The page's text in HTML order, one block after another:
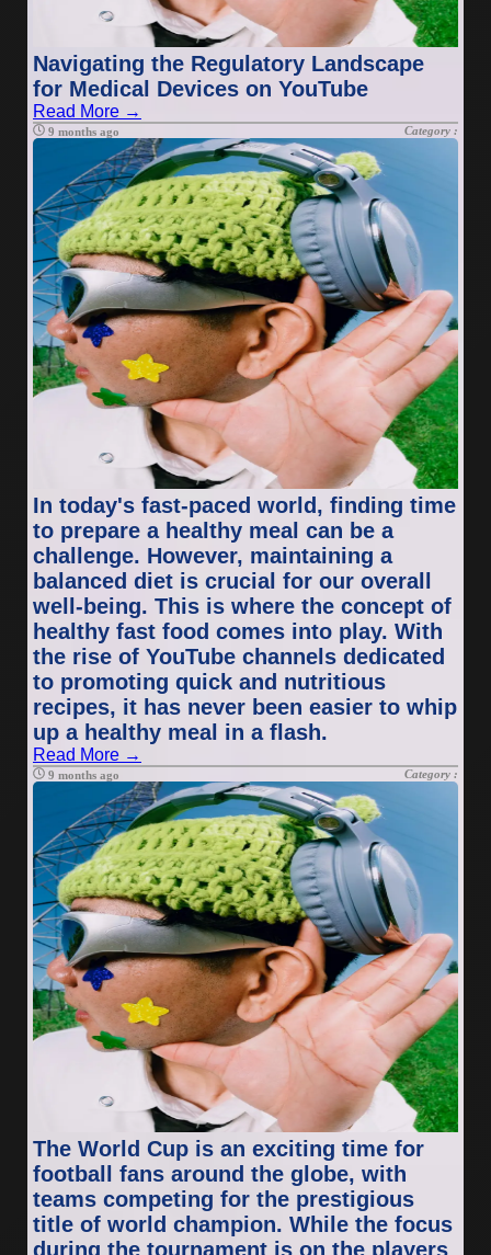
Navigating the Regulatory Landscape
for Medical Devices on YouTube
Read More →
9 months ago Category :
In today's fast-paced world, finding time
to prepare a healthy meal can be a
challenge. However, maintaining a
balanced diet is crucial for our overall
well-being. This is where the concept of
healthy fast food comes into play. With
the rise of YouTube channels dedicated
to promoting quick and nutritious
recipes, it has never been easier to whip
up a healthy meal in a flash.
Read More →
9 months ago Category :
The World Cup is an exciting time for
football fans around the globe, with
teams competing for the prestigious
title of world champion. While the focus
during the tournament is on the players